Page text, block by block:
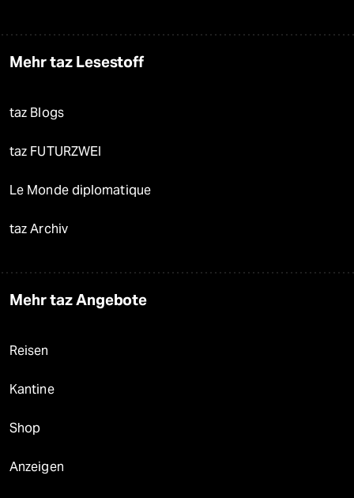
Mehr taz Lesestoff
taz Blogs
taz FUTURZWEI
Le Monde diplomatique
taz Archiv
Mehr taz Angebote
Reisen
Kantine
Shop
Anzeigen